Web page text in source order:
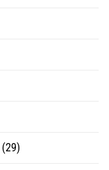
(29)